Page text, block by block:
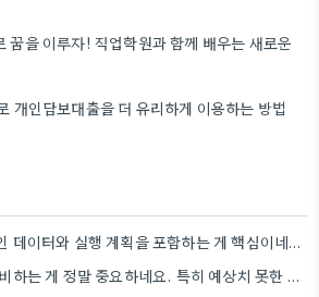
꿈을 이루자! 직업학원과 함께 배우는 새로운
개인담보대출을 더 유리하게 이용하는 방법
사업 계획서에 구체적인 데이터와 실행 계획을 포함하는 게 핵심이네요. 제가 비슷한 경험이 있어서, 단순히 아이디어를…
사업 계획을 꼼꼼히 준비하는 게 정말 중요하네요. 특히 예상치 못한 지출 때문에 어려움을 겪는 경우도…